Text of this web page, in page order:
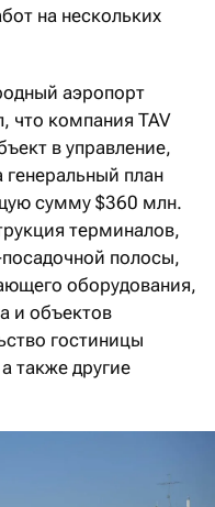
на нескольких
аэропорт
что компания TAV
в управление,
генеральный план
сумму $360 млн.
терминалов,
полосы,
оборудования,
и объектов
гостиницы
также другие